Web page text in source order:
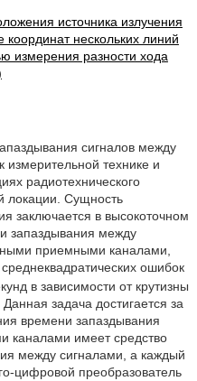
источника излучения
нескольких линий
измерения разности хода
сигналов между
технике и
радиотехнического
локации. Сущность
заключается в высокоточном
запаздывания между
приемными каналами,
ошибок
в зависимости от крутизны
задача достигается за
времени запаздывания
каналами имеет средство
между сигналами, а каждый
цифровой преобразователь